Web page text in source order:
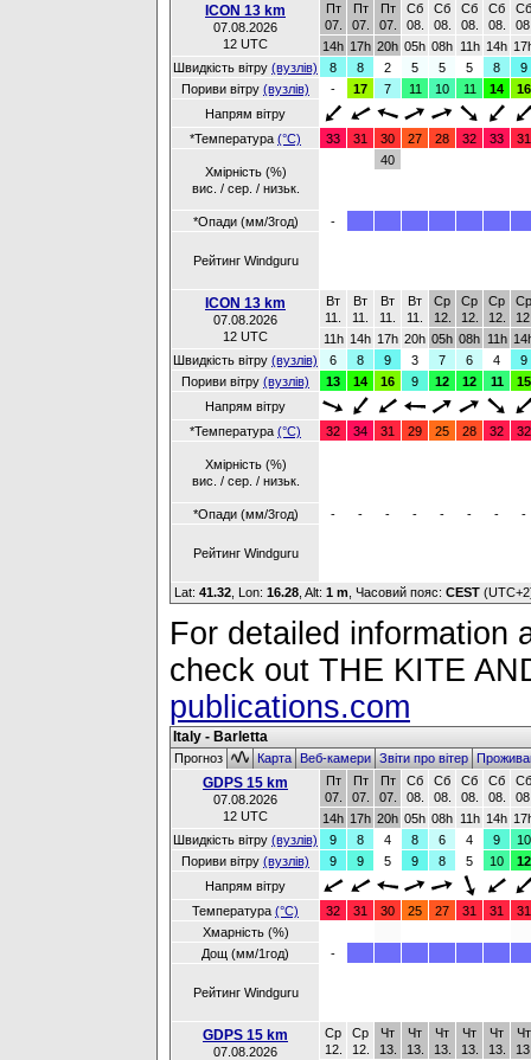
ICON 13 km
07.08.2026
12 UTC
Пт
07.
Пт
07.
Пт
07.
Сб
08.
Сб
08.
Сб
08.
Сб
08.
Сб
14h 17h 20h 05h 08h 11h 14h
Швидкість вітру (вузлів) 8 8 2 5 5 5 8
9
Пориви вітру (вузлів) - 17 7 11 10 11 14
16
Напрям вітру
*Температура (°C) 33 31 30 27 28 32 33 31
Хмірність (%)
вис. / сер. / низьк.
40
*Опади (мм/3год) -
Рейтинг Windguru
ICON 13 km
07.08.2026
12 UTC
Вт
11.
Вт
11.
Вт
11.
Вт
11.
Ср
12.
Ср
12.
Ср
12.
Ср
11h 14h 17h 20h 05h 08h 11h
Швидкість вітру (вузлів) 6 8 9 3 7 6 4
9
Пориви вітру (вузлів) 13 14 16 9 12 12 11
15
Напрям вітру
*Температура (°C) 32 34 31 29 25 28 32 32
Хмірність (%)
вис. / сер. / низьк.
*Опади (мм/3год) - - - - - - - -
Рейтинг Windguru
Lat: 41.32 , Lon: 16.28 Alt: 1 m , Часовий пояс: CEST
For detailed information
check out THE KITE
publications.com
Italy - Barletta
Прогноз КартаВеб-камериЗвіти про вітер
GDPS 15 km
07.08.2026
12 UTC
Пт
07.
Пт
07.
Пт
07.
Сб
08.
Сб
08.
Сб
08.
Сб
08.
Сб
14h 17h 20h 05h 08h 11h 14h
Швидкість вітру (вузлів) 9 8 4 8 6 4 9
10
Пориви вітру (вузлів) 9 9 5 9 8 5 10
12
Напрям вітру
Температура (°C) 32 31 30 25 27 31 31
31
Хмарність (%)
Дощ (мм/1год)
-
Рейтинг Windguru
GDPS 15 km
07.08.2026
Ср
12.
Ср
12.
Чт
13.
Чт
13.
Чт
13.
Чт
13.
Чт
13.
Чт